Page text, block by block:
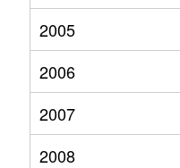
2005
2006
2007
2008